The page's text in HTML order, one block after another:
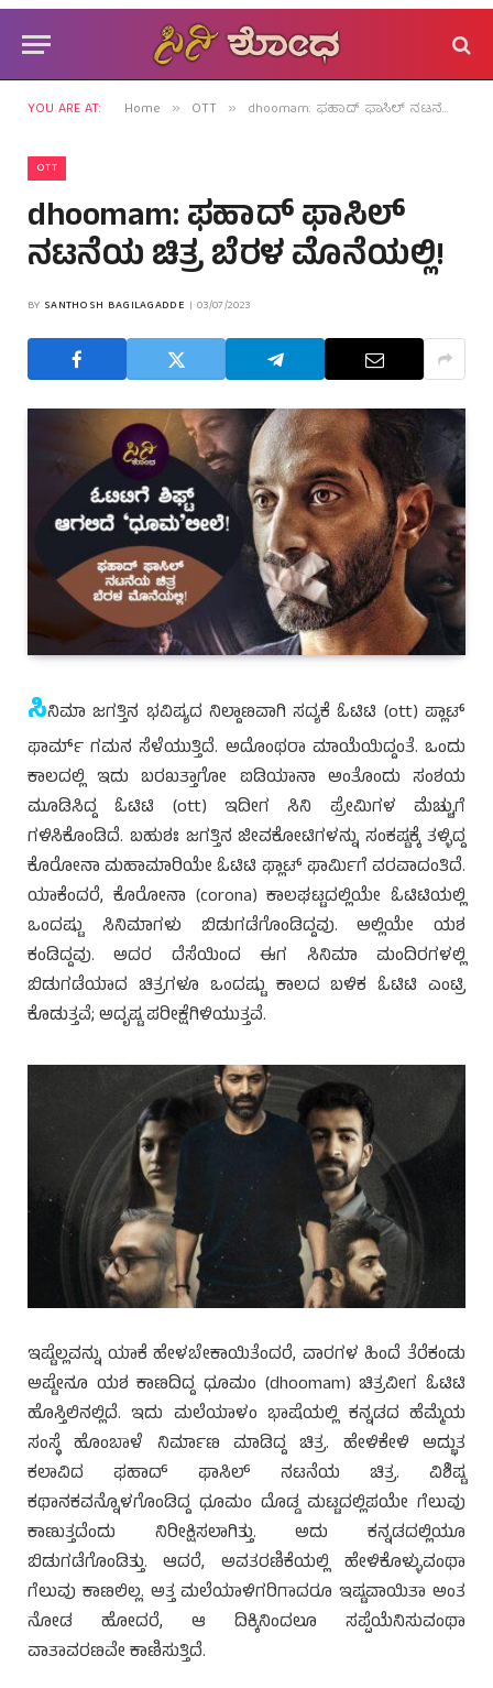
YOU ARE AT: Home » OTT » dhoomam: ಫಹಾದ್ ಫಾಸಿಲ್ ನಟನೆಯ ಚಿತ್ರ ಬೆರಳ ಮೊನೆಯಲ್ಲಿ!
OTT
dhoomam: ಫಹಾದ್ ಫಾಸಿಲ್
ನಟನೆಯ ಚಿತ್ರ ಬೆರಳ ಮೊನೆಯಲ್ಲಿ!
BY SANTHOSH BAGILAGADDE 03/07/2023
ಸಿನಿಮಾ ಜಗತ್ತಿನ ಭವಿಷ್ಯದ ನಿಲ್ದಾಣವಾಗಿ ಸದ್ಯಕೆ ಓಟಿಟಿ (ott) ಪ್ಲಾಟ್
ಫಾರ್ಮ್ ಗಮನ ಸೆಳೆಯುತ್ತಿದೆ. ಅದೊಂಥರಾ ಮಾಯೆಯಿದ್ದಂತೆ. ಒಂದು
ಕಾಲದಲ್ಲಿ ಇದು ಬರಖತ್ತಾಗೋ ಐಡಿಯಾನಾ ಅಂತೊಂದು ಸಂಶಯ
ಮೂಡಿಸಿದ್ದ ಓಟಿಟಿ (ott) ಇದೀಗ ಸಿನಿ ಪ್ರೇಮಿಗಳ ಮೆಚ್ಚುಗೆ
ಗಳಿಸಿಕೊಂಡಿದೆ. ಬಹುಶಃ ಜಗತ್ತಿನ ಜೀವಕೋಟಿಗಳನ್ನು ಸಂಕಷ್ಟಕ್ಕೆ ತಳ್ಳಿದ್ದ
ಕೊರೋನಾ ಮಹಾಮಾರಿಯೇ ಓಟಿಟಿ ಫ್ಲಾಟ್ ಫಾರ್ಮಿಗೆ ವರವಾದಂತಿದೆ.
ಯಾಕೆಂದರೆ, ಕೊರೋನಾ (corona) ಕಾಲಘಟ್ಟದಲ್ಲಿಯೇ ಓಟಿಟಿಯಲ್ಲಿ
ಒಂದಷ್ಟು ಸಿನಿಮಾಗಳು ಬಿಡುಗಡೆಗೊಂಡಿದ್ದವು. ಅಲ್ಲಿಯೇ ಯಶ
ಕಂಡಿದ್ದವು. ಅದರ ದೆಸೆಯಿಂದ ಈಗ ಸಿನಿಮಾ ಮಂದಿರಗಳಲ್ಲಿ
ಬಿಡುಗಡೆಯಾದ ಚಿತ್ರಗಳೂ ಒಂದಷ್ಟು ಕಾಲದ ಬಳಿಕ ಓಟಿಟಿ ಎಂಟ್ರಿ
ಕೊಡುತ್ತವೆ; ಅದೃಷ್ಟ ಪರೀಕ್ಷೆಗಿಳಿಯುತ್ತವೆ.
ಇಷ್ಟೆಲ್ಲವನ್ನು ಯಾಕೆ ಹೇಳಬೇಕಾಯಿತೆಂದರೆ, ವಾರಗಳ ಹಿಂದೆ ತೆರೆಕಂಡು
ಅಷ್ಟೇನೂ ಯಶ ಕಾಣದಿದ್ದ ಧೂಮಂ (dhoomam) ಚಿತ್ರವೀಗ ಓಟಿಟಿ
ಹೊಸ್ತಿಲಿನಲ್ಲಿದೆ. ಇದು ಮಲೆಯಾಳಂ ಭಾಷೆಯಲ್ಲಿ ಕನ್ನಡದ ಹೆಮ್ಮೆಯ
ಸಂಸ್ಥೆ ಹೊಂಬಾಳೆ ನಿರ್ಮಾಣ ಮಾಡಿದ್ದ ಚಿತ್ರ. ಹೇಳಿಕೇಳಿ ಅದ್ಭುತ
ಕಲಾವಿದ ಫಹಾದ್ ಫಾಸಿಲ್ ನಟನೆಯ ಚಿತ್ರ. ವಿಶಿಷ್ಟ
ಕಥಾನಕವನ್ನೊಳಗೊಂಡಿದ್ದ ಧೂಮಂ ದೊಡ್ಡ ಮಟ್ಟದಲ್ಲಿಪಯೇ ಗೆಲುವು
ಕಾಣುತ್ತದೆಂದು ನಿರೀಕ್ಷಿಸಲಾಗಿತ್ತು. ಅದು ಕನ್ನಡದಲ್ಲಿಯೂ
ಬಿಡುಗಡೆಗೊಂಡಿತ್ತು. ಆದರೆ, ಅವತರಣಿಕೆಯಲ್ಲಿ ಹೇಳಿಕೊಳ್ಳುವಂಥಾ
ಗೆಲುವು ಕಾಣಲಿಲ್ಲ. ಅತ್ತ ಮಲೆಯಾಳಿಗರಿಗಾದರೂ ಇಷ್ಟವಾಯಿತಾ ಅಂತ
ನೋಡ ಹೋದರೆ, ಆ ದಿಕ್ಕಿನಿಂದಲೂ ಸಪ್ಪೆಯೆನಿಸುವಂಥಾ
ವಾತಾವರಣವೇ ಕಾಣಿಸುತ್ತಿದೆ.